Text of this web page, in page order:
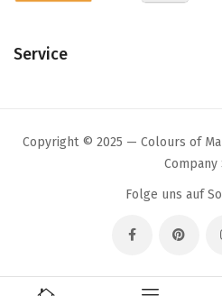
Service
Copyright © 2025 — Colours of
Company
Folge uns auf